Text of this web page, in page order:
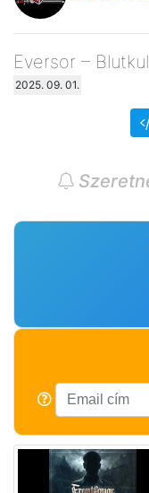
Eversor –
2025. 09. 01.